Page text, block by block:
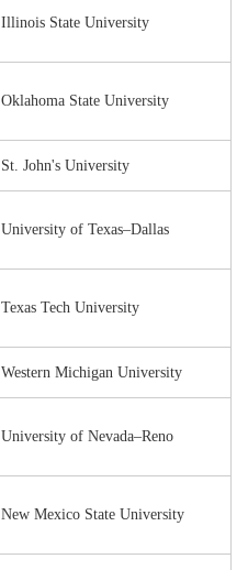
Illinois State University
Oklahoma State University
St. John's University
University of Texas–​Dallas
Texas Tech University
Western Michigan University
University of Nevada–​Reno
New Mexico State University